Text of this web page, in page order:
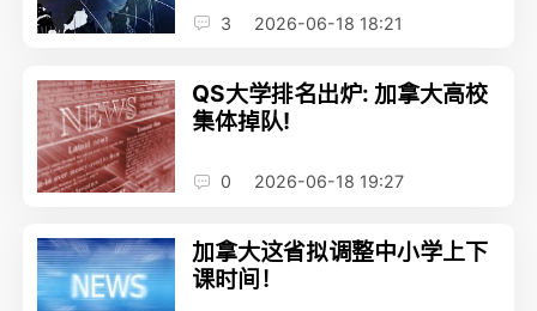
3 2026-06-18 18:21
QS大学排名出炉: 加拿大高校
集体掉队!
0 2026-06-18 19:27
加拿大这省拟调整中小学上下
课时间！